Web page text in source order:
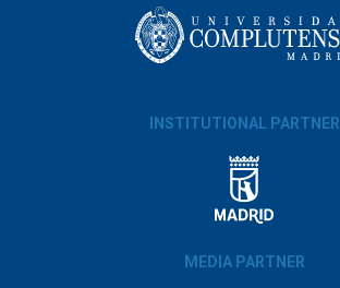
INSTITUTIONAL PARTNER
MEDIA PARTNER